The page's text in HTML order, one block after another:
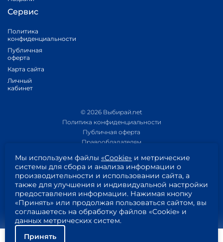
Сервис
Политика
конфиденциальности
Публичная
оферта
Карта сайта
Личный
кабинет
© 2026 Выбирай.net
Политика конфиденциальности
Публичная оферта
Правообладателям
Приложение 1
Приложение 2
Согласие на обработку персональных данных
Пользовательское соглашение
Мы используем файлы «Cookie» и метрические
системы для сбора и анализа информации о
производительности и использовании сайта, а
также для улучшения и индивидуальной настройки
предоставления информации. Нажимая кнопку
«Принять» или продолжая пользоваться сайтом, вы
соглашаетесь на обработку файлов «Cookie» и
данных метрических систем.
Принять